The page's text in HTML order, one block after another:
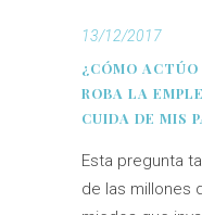
13/12/2017
¿CÓMO ACTÚO
ROBA LA
CUIDA DE MIS
Esta pregunta
de las millones